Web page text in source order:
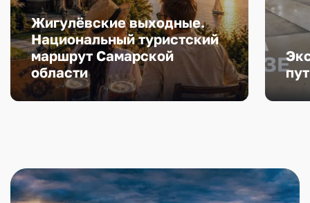
Жигулёвские выходные.
Национальный туристский
маршрут Самарской
области